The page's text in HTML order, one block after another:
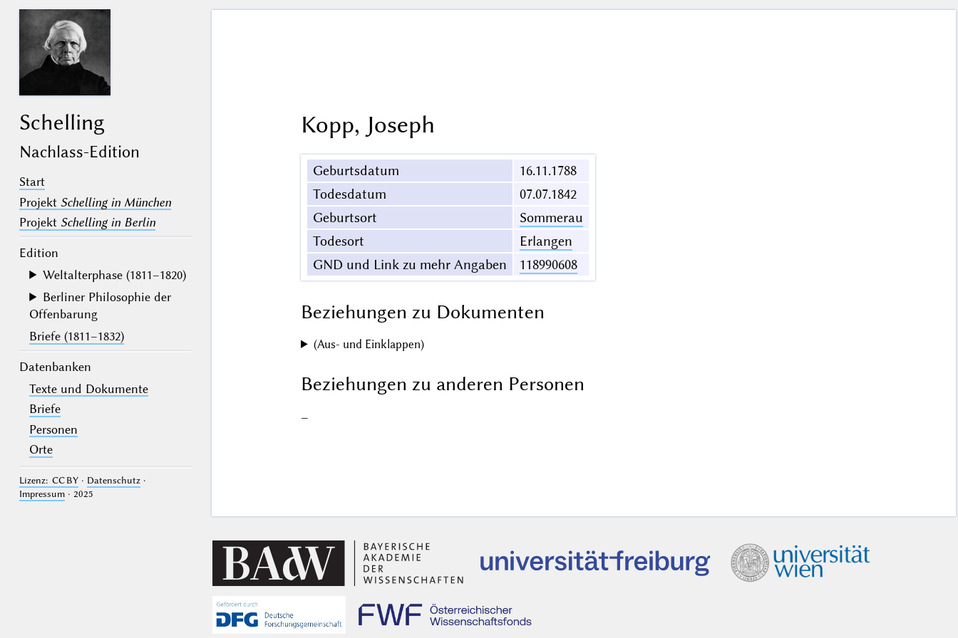
Schelling
Nachlass-Edition
Start
Projekt Schelling in München
Projekt Schelling in Berlin
Edition
Weltalterphase (1811–1820)
Berliner Philosophie der
Offenbarung
Briefe (1811–1832)
Datenbanken
Texte und Dokumente
Briefe
Personen
Orte
Lizenz: CC BY· Datenschutz·
Impressum· 2025
Kopp, Joseph
Geburtsdatum
16.11.1788
Todesdatum
07.07.1842
Geburtsort
Sommerau
Todesort
Erlangen
GND und Link zu mehr Angaben
118990608
Beziehungen zu Dokumenten
(Aus- und Einklappen)
Beziehungen zu anderen Personen
–